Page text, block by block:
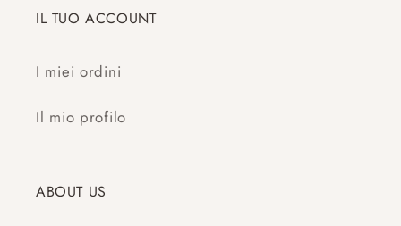
IL TUO ACCOUNT
I miei ordini
Il mio profilo
ABOUT US